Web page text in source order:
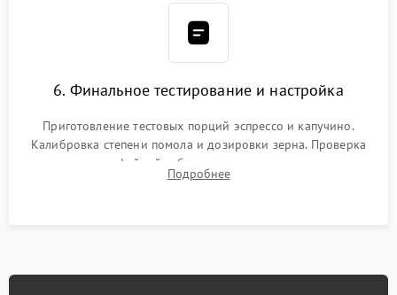
6. Финальное тестирование и настройка
Приготовление тестовых порций эспрессо и капучино.
Калибровка степени помола и дозировки зерна. Проверка
плотности кофейной таблетки, температуры напитка и
качества молочной пены. Контроль отсутствия посторонних
Подробнее